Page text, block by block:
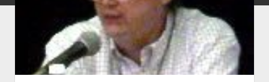
Concepto
Entrevistas
Destacados
Biografías